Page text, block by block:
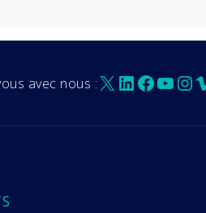
avec nous :X LinkedIn